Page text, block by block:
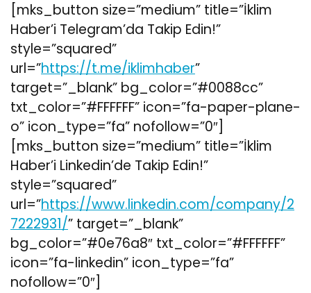
[mks_button size=”medium” title=”İklim
Haber’i Telegram’da Takip Edin!”
style=”squared”
url=”https://t.me/iklimhaber”
target=”_blank” bg_color=”#0088cc”
txt_color=”#FFFFFF” icon=”fa-paper-plane-
o” icon_type=”fa” nofollow=”0″]
[mks_button size=”medium” title=”İklim
Haber’i Linkedin’de Takip Edin!”
style=”squared”
url=”https://www.linkedin.com/company/2
7222931/” target=”_blank”
bg_color=”#0e76a8″ txt_color=”#FFFFFF”
icon=”fa-linkedin” icon_type=”fa”
nofollow=”0″]